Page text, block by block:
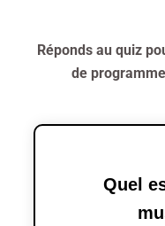
Réponds au quiz
de
Quel